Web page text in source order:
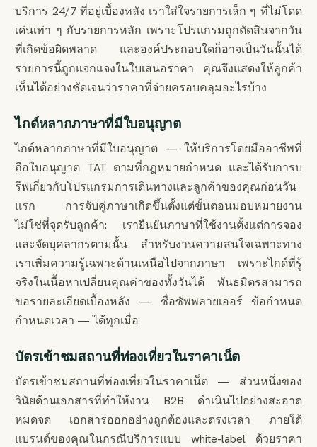
บริการ 24/7 ที่อยู่เบื้องหลัง เราใส่ใจรายการเล็ก ๆ ที่ไม่โดด
เด่นเท่า ๆ กับรายการหลัก เพราะโปรแกรมถูกตัดสินจากวัน
ที่เกิดข้อผิดพลาด และองค์ประกอบใดก็อาจเป็นวันนั้นได้
รายการนี้ถูกแจกแจงในใบเสนอราคา คุณจึงแสดงให้ลูกค้า
เห็นได้อย่างชัดเจนว่าราคาที่จ่ายครอบคลุมอะไรบ้าง
ไกด์หลากภาษาที่มีใบอนุญาต
ไกด์หลากภาษาที่มีใบอนุญาต — ให้บริการโดยมืออาชีพที่
ถือใบอนุญาต TAT ตามที่กฎหมายกำหนด และได้รับการบ
รีฟเกี่ยวกับโปรแกรมการเดินทางและลูกค้าของคุณก่อนวัน
แรก การจับคู่ภาษาเกิดขึ้นตั้งแต่ขั้นตอนมอบหมายงาน
ไม่ใช่ที่จุดรับลูกค้า: เรายืนยันภาษาที่ใช้งานตั้งแต่การจอง
และจัดบุคลากรตามนั้น สำหรับงานความสนใจเฉพาะทาง
เราเพิ่มความรู้เฉพาะด้านเหนือไปจากภาษา เพราะไกด์ที่รู้
จริงในเนื้อหาเปลี่ยนคุณค่าของทั้งวันได้ พันธมิตรสามารถ
ขอรายละเอียดเบื้องหลัง — ชื่อซัพพลายเออร์ ข้อกำหนด
กำหนดเวลา — ได้ทุกเมื่อ
บัตรเข้าชมสถานที่ท่องเที่ยวในราคาเน็ต
บัตรเข้าชมสถานที่ท่องเที่ยวในราคาเน็ต — ส่วนหนึ่งของ
วินัยด้านเอกสารที่ทำให้งาน B2B ดำเนินไปอย่างสะอาด
หมดจด เอกสารออกอย่างถูกต้องและตรงเวลา ภายใต้
แบรนด์ของคุณในกรณีบริการแบบ white-label ด้วยราคา